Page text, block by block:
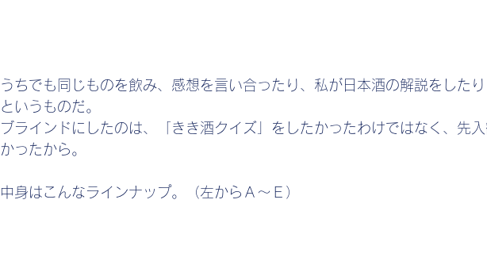
うちでも同じものを飲み、感想を言い合ったり、私が日本酒の解説をしたり
というものだ。
ブラインドにしたのは、「きき酒クイズ」をしたかったわけではなく、先
かったから。
中身はこんなラインナップ。（左からＡ～Ｅ）